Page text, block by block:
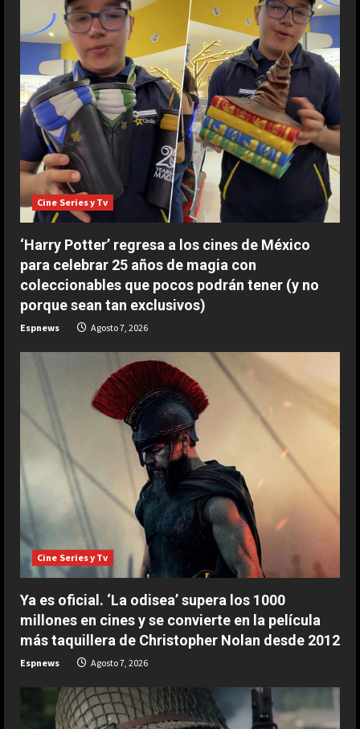
R
e
a
d
i
n
g
Cine Series y Tv
‘Harry Potter’ regresa a los cines de México
para celebrar 25 años de magia con
coleccionables que pocos podrán tener (y no
porque sean tan exclusivos)
Espnews Agosto 7, 2026
Cine Series y Tv
Ya es oficial. ‘La odisea’ supera los 1000
millones en cines y se convierte en la película
más taquillera de Christopher Nolan desde 2012
Espnews Agosto 7, 2026
2
ESPAÑA
La idea de Verstappen que quiere
copiar de Alonso: “Es una fuente de
Agosto 8, 2026
3
ESPAÑA
Tremendo mensaje de Jorge
Martín: “Es absurdo que sea líder de
MotoGP”
Agosto 8, 2026